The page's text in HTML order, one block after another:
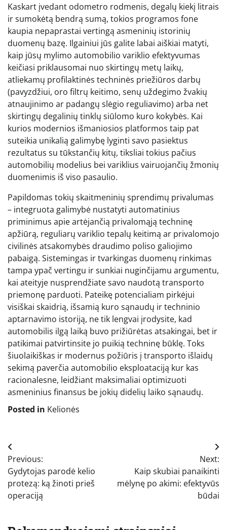
Kaskart įvedant odometro rodmenis, degalų kiekį litrais
ir sumokėtą bendrą sumą, tokios programos fone
kaupia nepaprastai vertingą asmeninių istorinių
duomenų bazę. Ilgainiui jūs galite labai aiškiai matyti,
kaip jūsų mylimo automobilio variklio efektyvumas
keičiasi priklausomai nuo skirtingų metų laikų,
atliekamų profilaktinės techninės priežiūros darbų
(pavyzdžiui, oro filtrų keitimo, senų uždegimo žvakių
atnaujinimo ar padangų slėgio reguliavimo) arba net
skirtingų degalinių tinklų siūlomo kuro kokybės. Kai
kurios modernios išmaniosios platformos taip pat
suteikia unikalią galimybę lyginti savo pasiektus
rezultatus su tūkstančių kitų, tiksliai tokius pačius
automobilių modelius bei variklius vairuojančių žmonių
duomenimis iš viso pasaulio.
Papildomas tokių skaitmeninių sprendimų privalumas
– integruota galimybė nustatyti automatinius
priminimus apie artėjančią privalomąją techninę
apžiūrą, reguliarų variklio tepalų keitimą ar privalomojo
civilinės atsakomybės draudimo poliso galiojimo
pabaigą. Sistemingas ir tvarkingas duomenų rinkimas
tampa ypač vertingu ir sunkiai nuginčijamu argumentu,
kai ateityje nusprendžiate savo naudotą transporto
priemonę parduoti. Pateikę potencialiam pirkėjui
visiškai skaidrią, išsamią kuro sąnaudų ir techninio
aptarnavimo istoriją, ne tik lengvai įrodysite, kad
automobilis ilgą laiką buvo prižiūrėtas atsakingai, bet ir
patikimai patvirtinsite jo puikią techninę būklę. Toks
šiuolaikiškas ir modernus požiūris į transporto išlaidų
sekimą paverčia automobilio eksploataciją kur kas
racionalesne, leidžiant maksimaliai optimizuoti
asmeninius finansus be jokių didelių laiko sąnaudų.
Posted in Kelionės
Navigacija
tarp
įrašų
Previous:
Gydytojas parodė kelio
protezą: ką žinoti prieš
operaciją
Next:
Kaip skubiai panaikinti
mėlynę po akimi: efektyvūs
būdai